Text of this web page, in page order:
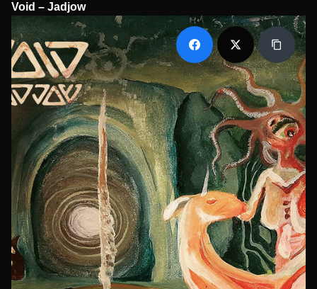
Void – Jadjow